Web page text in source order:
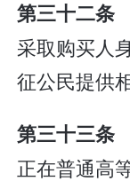
第三十二条
采取购买人
征公民提供
第三十三条
正在普通高